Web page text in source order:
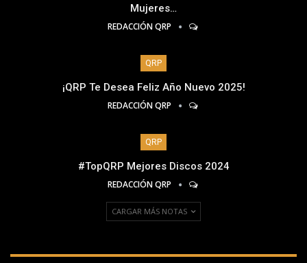
Mujeres…
REDACCIÓN QRP
QRP
¡QRP Te Desea Feliz Año Nuevo 2025!
REDACCIÓN QRP
QRP
#TopQRP Mejores Discos 2024
REDACCIÓN QRP
CARGAR MÁS NOTAS